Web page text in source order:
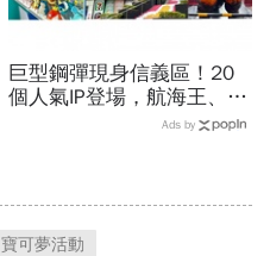
巨型鋼彈現身信義區！20
個人氣IP登場，航海王、哥
吉拉、七龍珠、寶可夢…盤
Ads by
寶可夢活動